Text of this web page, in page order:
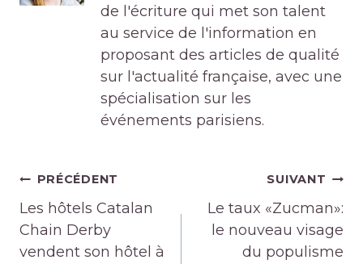
de l'écriture qui met son talent
au service de l'information en
proposant des articles de qualité
sur l'actualité française, avec une
spécialisation sur les
événements parisiens.
Navigation
de
l’article
PRÉCÉDENT
Les hôtels Catalan
Chain Derby
vendent son hôtel à
SUIVANT
Le taux «Zucman»:
le nouveau visage
du populisme